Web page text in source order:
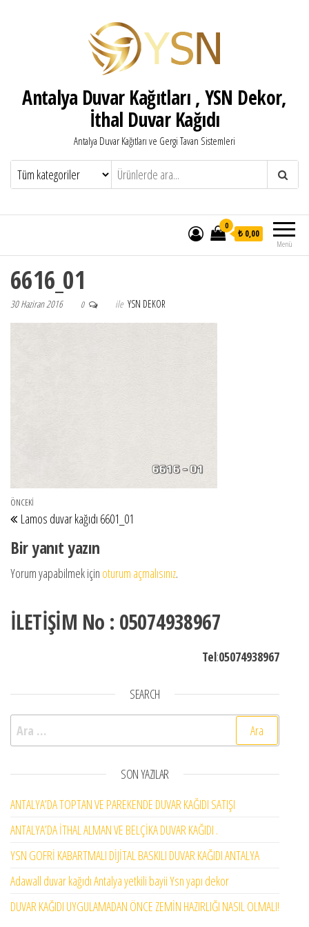
Antalya Duvar Kağıtları , YSN Dekor,
İthal Duvar Kağıdı
Antalya Duvar Kağıtları ve Gergi Tavan Sistemleri
Menü
0
₺ 0,00
6616_01
30 Haziran 2016 0 ile YSN DEKOR
Yazı gezinmesi
Önceki Yazı
ÖNCEKI
Lamos duvar kağıdı 6601_01
Bir yanıt yazın
Yorum yapabilmek için oturum açmalısınız.
İLETİŞİM No : 05074938967
Tel:05074938967
SEARCH
Arama:
SON YAZILAR
ANTALYA’DA TOPTAN VE PAREKENDE DUVAR KAĞIDI SATIŞI
ANTALYA’DA İTHAL ALMAN VE BELÇİKA DUVAR KAĞIDI .
YSN GOFRİ KABARTMALI DİJİTAL BASKILI DUVAR KAĞIDI ANTALYA
Adawall duvar kağıdı Antalya yetkili bayii Ysn yapı dekor
DUVAR KAĞIDI UYGULAMADAN ÖNCE ZEMİN HAZIRLIĞI NASIL OLMALI!